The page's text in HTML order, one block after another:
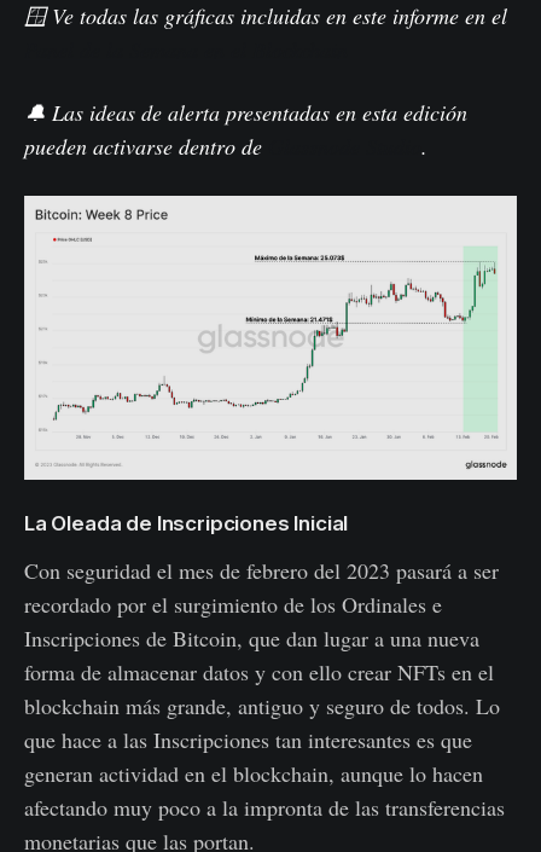
🪟 Ve todas las gráficas incluidas en este informe en el
🔔 Las ideas de alerta presentadas en esta edición
pueden activarse dentro de
.
La Oleada de Inscripciones Inicial
Con seguridad el mes de febrero del 2023 pasará a ser
recordado por el surgimiento de los Ordinales e
Inscripciones de Bitcoin, que dan lugar a una nueva
forma de almacenar datos y con ello crear NFTs en el
blockchain más grande, antiguo y seguro de todos. Lo
que hace a las Inscripciones tan interesantes es que
generan actividad en el blockchain, aunque lo hacen
afectando muy poco a la impronta de las transferencias
monetarias que las portan.